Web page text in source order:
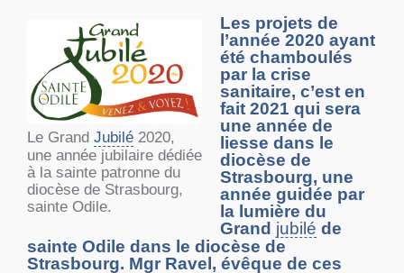
Le Grand Jubilé 2020,
une année jubilaire dédiée
à la sainte patronne du
diocèse de Strasbourg,
sainte Odile.
Les projets de
l’année 2020 ayant
été chamboulés
par la crise
sanitaire, c’est en
fait 2021 qui sera
une année de
liesse dans le
diocèse de
Strasbourg, une
année guidée par
la lumière du
Grand jubilé de
sainte Odile dans le diocèse de
Strasbourg. Mgr Ravel, évêque de ces